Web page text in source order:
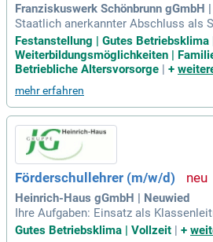
Franziskuswerk Schönbrunn gGmbH
Staatlich anerkannter Abschluss als
ehrer:in (Gesamtschulen,
um), Heilpädagogische
örderlehrer:in oder Fachlehrer:in für
Festanstellung | Gutes Betriebsklima
Weiterbildungsmöglichkeiten |
Betriebliche Altersvorsorge | +
mehr erfahren
Förderschullehrer (m/w/d)
Heinrich-Haus gGmbH | Neuwied
Ihre Aufgaben: Einsatz als
iedenen Bildungsgängen; Übernahme
Gutes Betriebsklima | Vollzeit | +